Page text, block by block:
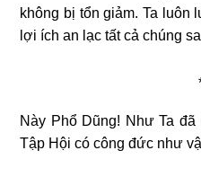
không bị tổn giảm. Ta luôn
lợi ích an lạc tất cả chúng
Này Phổ Dũng! Như Ta
Tập Hội có công đức như